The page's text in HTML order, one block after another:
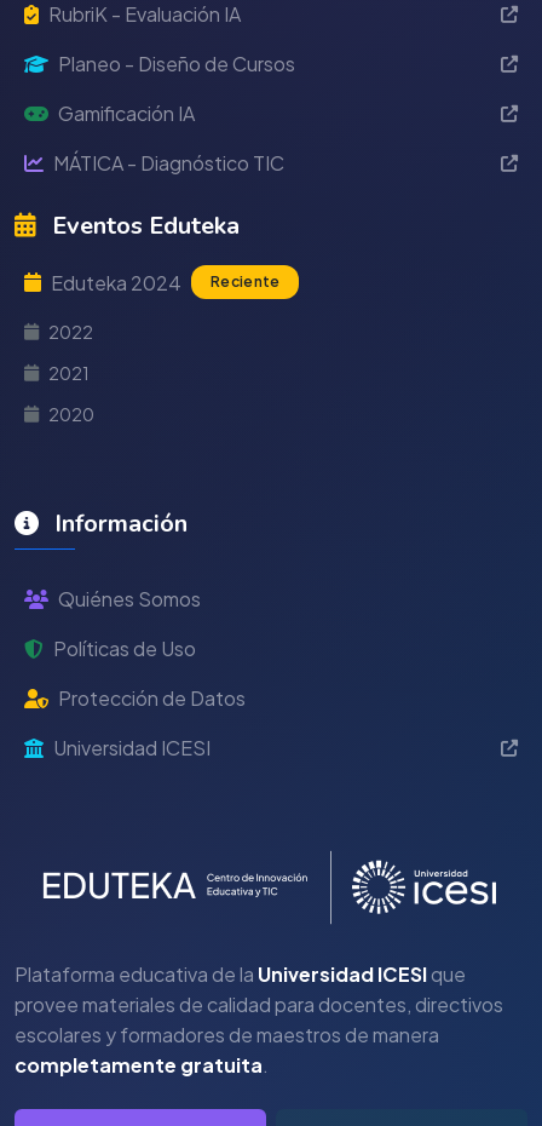
RubriK - Evaluación IA
Planeo - Diseño de Cursos
Gamificación IA
MÁTICA - Diagnóstico TIC
Eventos Eduteka
Eduteka 2024 Reciente
2022
2021
2020
Información
Quiénes Somos
Políticas de Uso
Protección de Datos
Universidad ICESI
Plataforma educativa de la Universidad ICESIque
provee materiales de calidad para docentes, directivos
escolares y formadores de maestros de manera
completamente gratuita.